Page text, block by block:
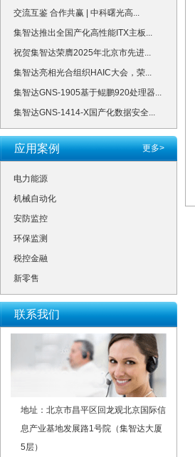
交流互鉴 合作共赢 | 中科曙光高...
集智达推出全国产化高性能ITX主板...
祝贺集智达荣膺2025年北京市先进...
集智达亮相光合组织HAIC大会，荣...
集智达GNS-1905基于鲲鹏920处理器...
集智达GNS-1414-X国产化数据安全...
更多>
应用案例
电力能源
机械自动化
安防监控
环保监测
税控金融
新零售
联系我们
地址：北京市昌平区回龙观北京国际信
息产业基地发展路1号院（集智达大厦
5层）